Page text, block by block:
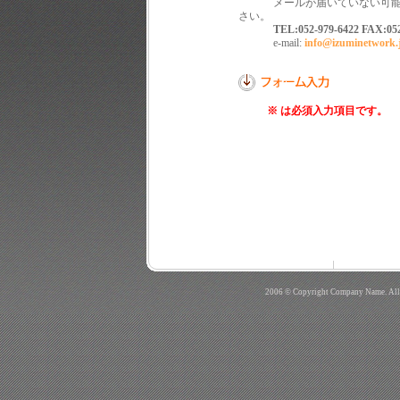
メールが届いていない可能
さい。
TEL:052-979-6422
e-mail:
※ は必須入力項目です。
2006 © Copyright Company Name.